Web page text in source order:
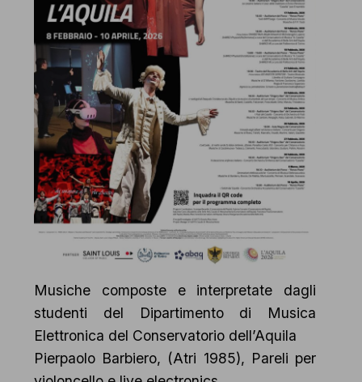
Musiche composte e interpretate dagli
studenti del Dipartimento di Musica
Elettronica del Conservatorio dell’Aquila
Pierpaolo Barbiero, (Atri 1985), Pareli per